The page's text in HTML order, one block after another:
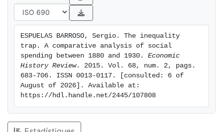
ESPUELAS BARROSO, Sergio. The inequality
trap. A comparative analysis of social
spending between 1880 and 1930. Economic
History Review. 2015. Vol. 68, num. 2, pags.
683-706. ISSN 0013-0117. [consulted: 6 of
August of 2026]. Available at:
https://hdl.handle.net/2445/107808